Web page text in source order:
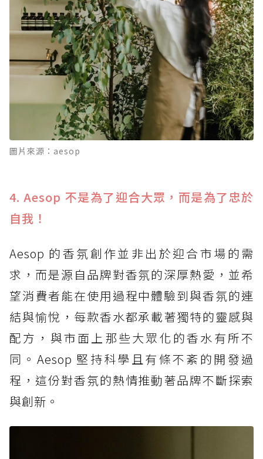
圖片來源：aesop
4. Aesop 不是為了迎合大眾，而是為了忠於
自我！
Aesop 的香氛創作並非出於迎合市場的需
求，而是源自品牌對香氛的深厚熱愛，並希
望消費者能在使用過程中體驗到與香氛的連
結與愉悅，每款香水都承載著獨特的靈感與
配方，與市面上那些大眾化的香水有所不
同。Aesop 堅持科學且有條不紊的開發過
程，這份對香氛的熱情推動著品牌不斷探索
與創新。